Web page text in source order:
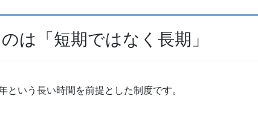
は「短期ではなく長期」
という長い時間を前提とした制度です。